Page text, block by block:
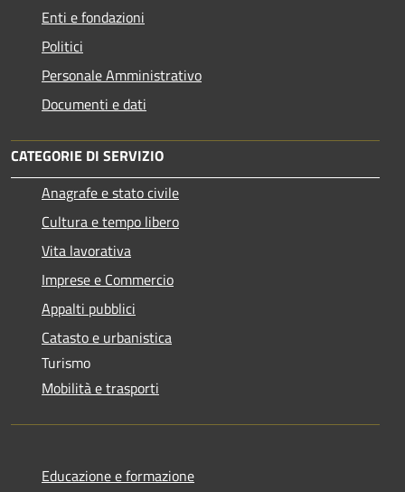
Enti e fondazioni
Politici
Personale Amministrativo
Documenti e dati
CATEGORIE DI SERVIZIO
Anagrafe e stato civile
Cultura e tempo libero
Vita lavorativa
Imprese e Commercio
Appalti pubblici
Catasto e urbanistica
Turismo
Mobilità e trasporti
Educazione e formazione